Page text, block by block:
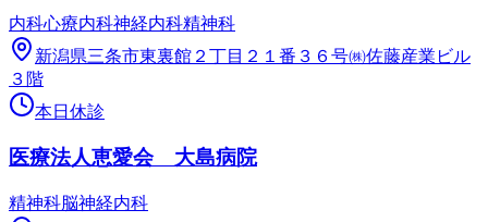
内科心療内科神経内科精神科
新潟県三条市東裏館２丁目２１番３６号㈱佐藤産業ビル
３階
本日休診
医療法人恵愛会 大島病院
精神科脳神経内科